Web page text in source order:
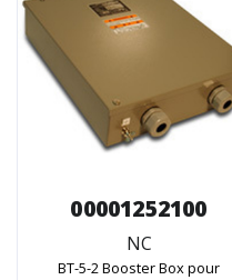
00001252100
NC
BT-5-2 Booster Box pour